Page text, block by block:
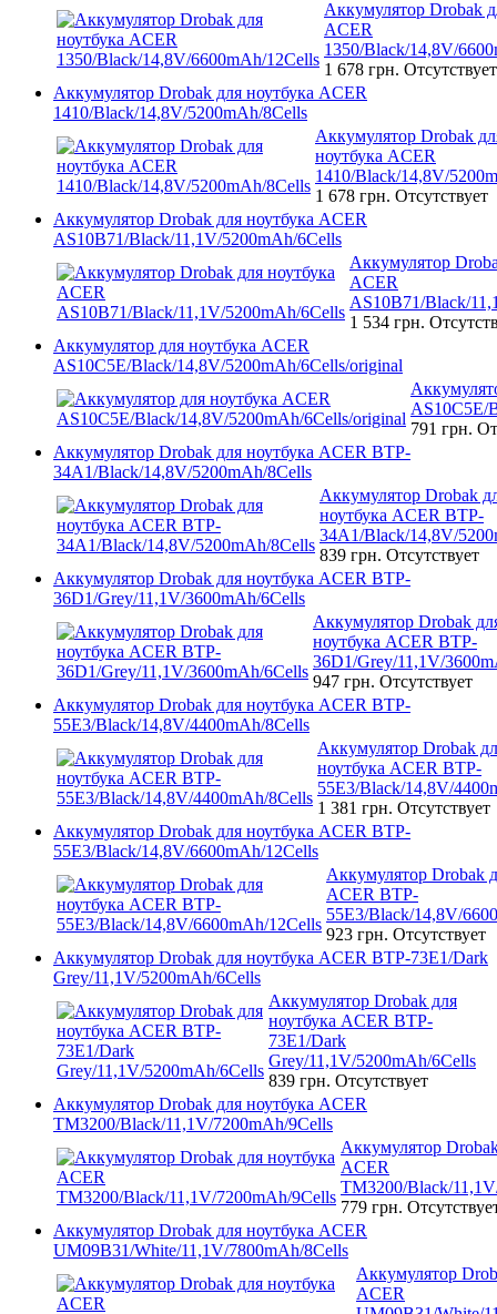
Аккумулятор Drobak
ACER
1350/Black/14,8V/
1 678 грн. Отсутствует
Аккумулятор Drobak для ноутбука ACER
1410/Black/14,8V/5200mAh/8Cells
Аккумулятор Drobak
ноутбука ACER
1410/Black/14,8V/
1 678 грн. Отсутствует
Аккумулятор Drobak для ноутбука ACER
AS10B71/Black/11,1V/5200mAh/6Cells
Аккумулятор
ACER
AS10B71/Black/
1 534 грн.
Аккумулятор для ноутбука ACER
AS10C5E/Black/14,8V/5200mAh/6Cells/original
AS10C5E/
791 грн.
Аккумулятор Drobak для ноутбука ACER BTP-
34A1/Black/14,8V/5200mAh/8Cells
Аккумулятор Drobak
ноутбука ACER BTP-
34A1/Black/14,8V/
839 грн. Отсутствует
Аккумулятор Drobak для ноутбука ACER BTP-
36D1/Grey/11,1V/3600mAh/6Cells
Аккумулятор Drobak
ноутбука ACER BTP-
36D1/Grey/11,1V/
947 грн. Отсутствует
Аккумулятор Drobak для ноутбука ACER BTP-
55E3/Black/14,8V/4400mAh/8Cells
Аккумулятор Drobak
ноутбука ACER BTP-
55E3/Black/14,8V/
1 381 грн. Отсутствует
Аккумулятор Drobak для ноутбука ACER BTP-
55E3/Black/14,8V/6600mAh/12Cells
Аккумулятор Drobak
ACER BTP-
55E3/Black/14,8V/
923 грн. Отсутствует
Аккумулятор Drobak для ноутбука ACER BTP-73E1/Dark
Grey/11,1V/5200mAh/6Cells
Аккумулятор Drobak для
ноутбука ACER BTP-
73E1/Dark
Grey/11,1V/5200mAh/6Cells
839 грн. Отсутствует
Аккумулятор Drobak для ноутбука ACER
TM3200/Black/11,1V/7200mAh/9Cells
Аккумулятор
ACER
TM3200/Black/
779 грн.
Аккумулятор Drobak для ноутбука ACER
UM09B31/White/11,1V/7800mAh/8Cells
Аккумулятор
ACER